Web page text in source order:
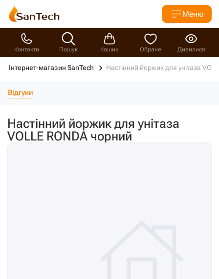
Меню
Контакти Пошук Кошик Обране Дивилися
Інтернет-магазин SanTech Настінний йоржик для унітаза
Відгуки
Настінний йоржик для унітаза
VOLLE RONDA чорний